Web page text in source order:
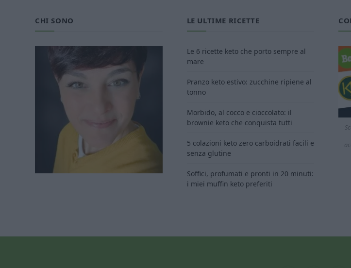
CHI SONO LE ULTIME RICETTE
Le 6 ricette keto che porto sempre al
mare
Pranzo keto estivo: zucchine ripiene al
tonno
Morbido, al cocco e cioccolato: il
brownie keto che conquista tutti
5 colazioni keto zero carboidrati facili e
senza glutine
Soffici, profumati e pronti in 20 minuti:
i miei muffin keto preferiti